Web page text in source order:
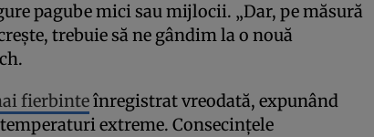
pagube mici sau mijlocii. „Dar, pe măsură
trebuie să ne gândim la o nouă
fierbinteînregistrat vreodată, expunând
extreme. Consecințele